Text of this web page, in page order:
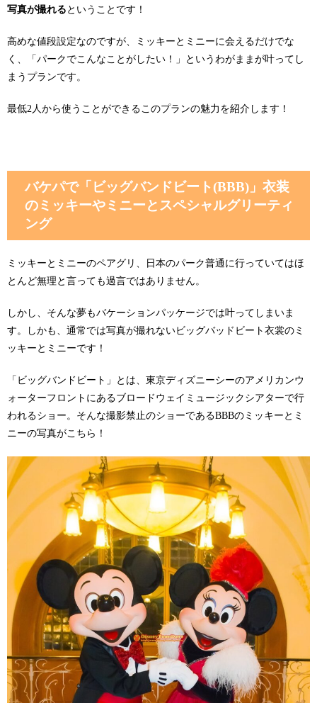
写真が撮れる ということです！
高めな値段設定なのですが、ミッキーとミニーに会えるだけでな
く、「パークでこんなことがしたい！」というわがままが叶ってし
まうプランです。
最低2人から使うことができるこのプランの魅力を紹介します！
バケパで「ビッグバンドビート(BBB) 」衣装
のミッキーやミニーとスペシャルグリーティ
ング
ミッキーとミニーのペアグリ、日本のパーク普通に行っていてはほ
とんど無理と言っても過言ではありません。
しかし、そんな夢もバケーションパッケージでは叶ってしまいま
す。しかも、通常では写真が撮れないビッグバッドビート衣裳のミ
ッキーとミニーです！
「ビッグバンドビート」とは、東京ディズニーシーのアメリカンウ
ォーターフロントにあるブロードウェイミュージックシアターで行
われるショー。そんな撮影禁止のショーであるBBBのミッキーとミ
ニーの写真がこちら！